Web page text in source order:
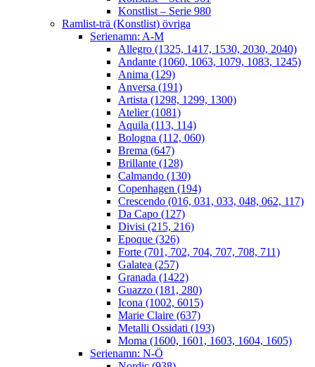
Konstlist – Serie 980
Ramlist-trä (Konstlist) övriga
Serienamn: A-M
Allegro (1325, 1417, 1530, 2030, 2040)
Andante (1060, 1063, 1079, 1083, 1245)
Anima (129)
Anversa (191)
Artista (1298, 1299, 1300)
Atelier (1081)
Aquila (113, 114)
Bologna (112, 060)
Brema (647)
Brillante (128)
Calmando (130)
Copenhagen (194)
Crescendo (016, 031, 033, 048, 062, 117)
Da Capo (127)
Divisi (215, 216)
Epoque (326)
Forte (701, 702, 704, 707, 708, 711)
Galatea (257)
Granada (1422)
Guazzo (181, 280)
Icona (1002, 6015)
Marie Claire (637)
Metalli Ossidati (193)
Moma (1600, 1601, 1603, 1604, 1605)
Serienamn: N-Ö